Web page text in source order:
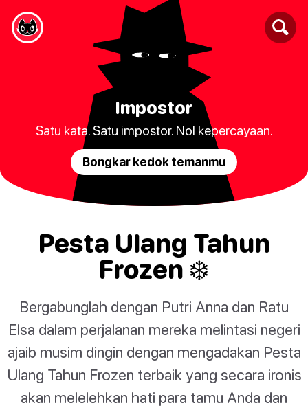
Impostor
Satu kata. Satu impostor. Nol kepercayaan.
Bongkar kedok temanmu
Pesta Ulang Tahun
Frozen ❄️
Bergabunglah dengan Putri Anna dan Ratu
Elsa dalam perjalanan mereka melintasi negeri
ajaib musim dingin dengan mengadakan Pesta
Ulang Tahun Frozen terbaik yang secara ironis
akan melelehkan hati para tamu Anda dan